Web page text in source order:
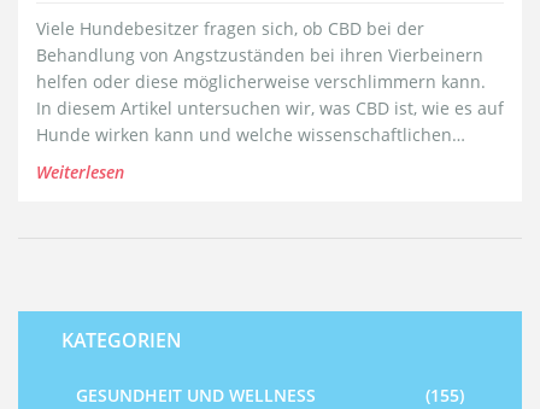
Viele Hundebesitzer fragen sich, ob CBD bei der
Behandlung von Angstzuständen bei ihren Vierbeinern
helfen oder diese möglicherweise verschlimmern kann.
In diesem Artikel untersuchen wir, was CBD ist, wie es auf
Hunde wirken kann und welche wissenschaftlichen
Erkenntnisse es dazu gibt. Dazu geben wir praktische
Weiterlesen
KATEGORIEN
GESUNDHEIT UND WELLNESS
(155)